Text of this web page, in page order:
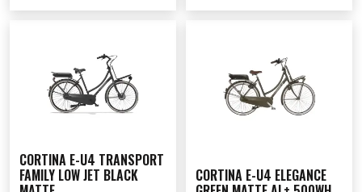
CORTINA E-U4 TRANSPORT
FAMILY LOW JET BLACK CORTINA E-U4 ELEGANCE